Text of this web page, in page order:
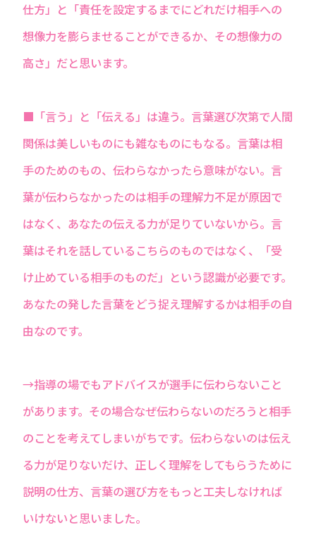
仕方」と「責任を設定するまでにどれだけ相手への
想像力を膨らませることができるか、その想像力の
高さ」だと思います。
■「言う」と「伝える」は違う。言葉選び次第で人間
関係は美しいものにも雑なものにもなる。言葉は相
手のためのもの、伝わらなかったら意味がない。言
葉が伝わらなかったのは相手の理解力不足が原因で
はなく、あなたの伝える力が足りていないから。言
葉はそれを話しているこちらのものではなく、「受
け止めている相手のものだ」という認識が必要です。
あなたの発した言葉をどう捉え理解するかは相手の自
由なのです。
→指導の場でもアドバイスが選手に伝わらないこと
があります。その場合なぜ伝わらないのだろうと相手
のことを考えてしまいがちです。伝わらないのは伝え
る力が足りないだけ、正しく理解をしてもらうために
説明の仕方、言葉の選び方をもっと工夫しなければ
いけないと思いました。